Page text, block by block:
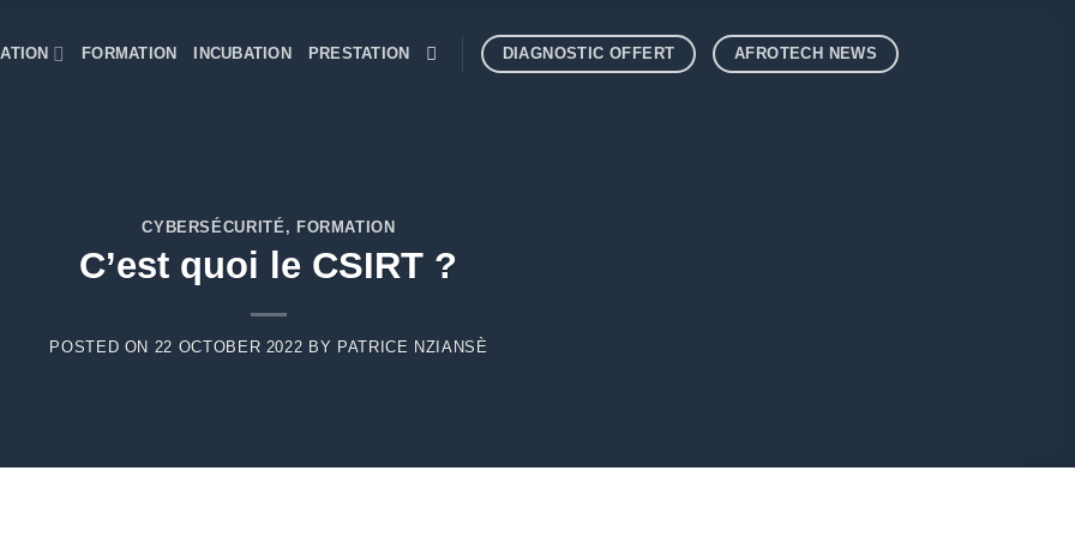
FORMATION INCUBATION PRESTATION DIAGNOSTIC OFFERT AFROTECH NEWS
CYBERSÉCURITÉ , FORMATION
C’est quoi le CSIRT ?
POSTED ON 22 OCTOBER 2022 BY PATRICE NZIANSÈ